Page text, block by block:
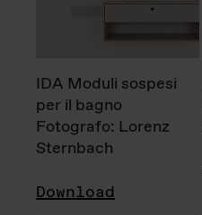
IDA Moduli sospesi
per il bagno
Fotografo: Lorenz
Sternbach
Download